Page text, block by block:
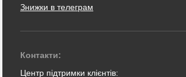
Знижки в телеграм
Контакти:
Центр підтримки клієнтів: